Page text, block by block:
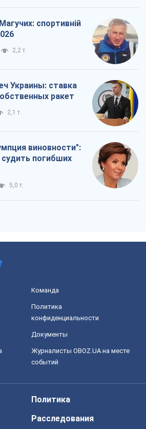
спортивній
2,2 т.
Украины: ставка
ракет
2,1 т.
виновности":
погибших
5,0 т.
Команда
Политика
конфиденциальности
Документы
Журналисты OBOZ.UA на месте
событий
Политика
Расследования